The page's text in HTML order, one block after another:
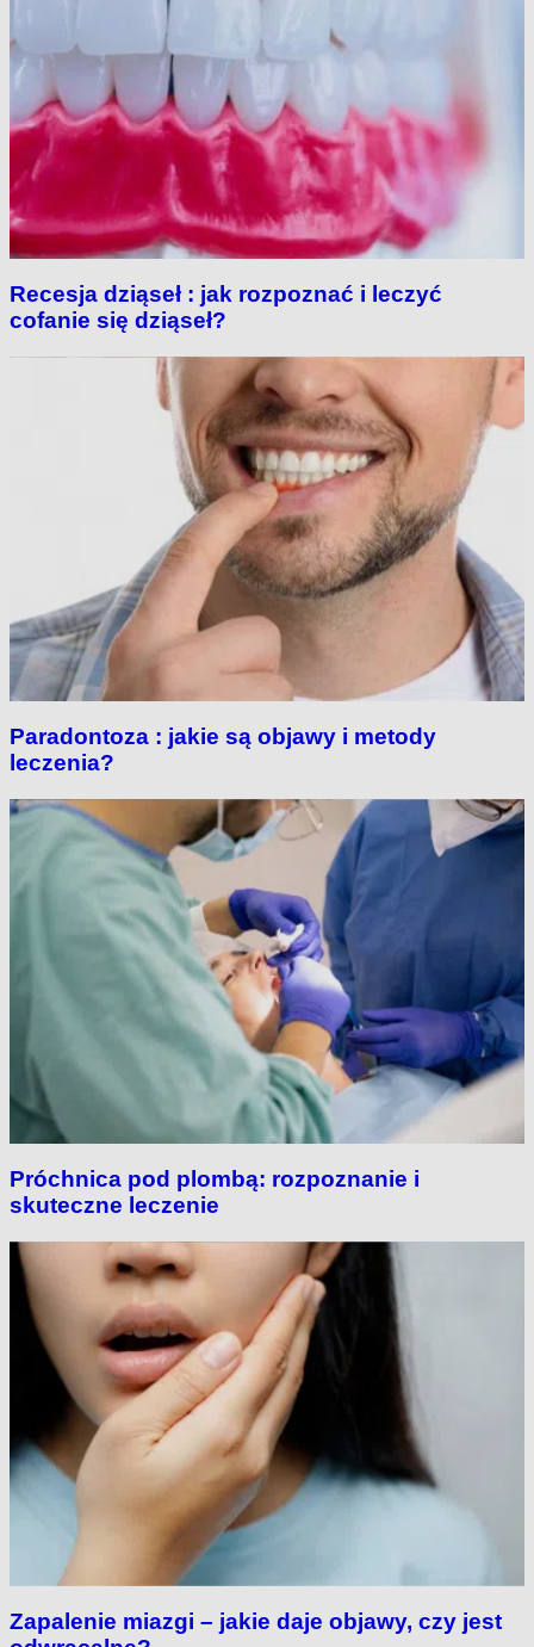
Recesja dziąseł : jak rozpoznać i leczyć
cofanie się dziąseł?
Paradontoza : jakie są objawy i metody
leczenia?
Próchnica pod plombą: rozpoznanie i
skuteczne leczenie
Zapalenie miazgi – jakie daje objawy, czy jest